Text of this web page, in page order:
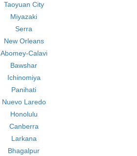
Taoyuan City
Miyazaki
Serra
New Orleans
Abomey-Calavi
Bawshar
Ichinomiya
Panihati
Nuevo Laredo
Honolulu
Canberra
Larkana
Bhagalpur